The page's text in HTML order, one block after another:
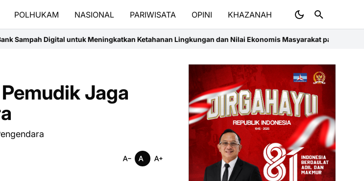
POLHUKAM NASIONAL PARIWISATA OPINI KHAZANAH
Meningkatkan Ketahanan Lingkungan dan Nilai Ekonomis Masyarakat pada Proklim Bumiku di Kota
Jaga